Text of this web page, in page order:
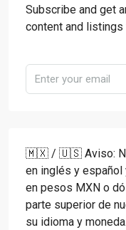
Subscribe and get
content and listings
🇲🇽 / 🇺🇸 Aviso:
en inglés y español
en pesos MXN o
parte superior de
su idioma y